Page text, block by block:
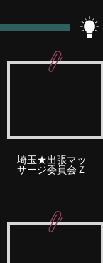
埼玉★出張マッ
サージ委員会Ｚ